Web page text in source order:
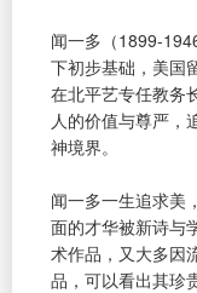
闻一多（1899-
下初步基础，美国
在北平艺专任教务
人的价值与尊严，
神境界。
闻一多一生追求美
面的才华被新诗与
术作品，又大多因
品，可以看出其珍